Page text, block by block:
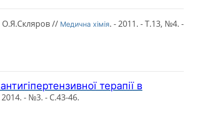
// Медична хімія. - 2011. - Т.13, №4. -
терапії в
2014. - №3. - С.43-46.